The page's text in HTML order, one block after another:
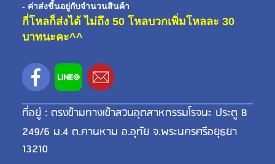
- ค่าส่งขี้นอยู่กับจำนวนสินค้า
กี่โหลก็ส่งได้ ไม่ถึง 50 โหลบวกเพิ่มโหลละ 30
บาทนะคะ^^
ที่อยู่ : ตรงข้ามทางเข้าสวนอุตสาหกรรมโรจนะ ประตู B
249/6 ม.4 ต.คานหาม อ.อุทัย จ.พระนครศรีอยุธยา
13210